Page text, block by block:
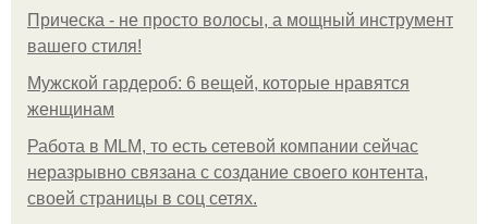
Прическа - не просто волосы, а мощный инструмент
вашего стиля!
Мужской гардероб: 6 вещей, которые нравятся
женщинам
Работа в MLM, то есть сетевой компании сейчас
неразрывно связана с создание своего контента,
своей страницы в соц сетях.